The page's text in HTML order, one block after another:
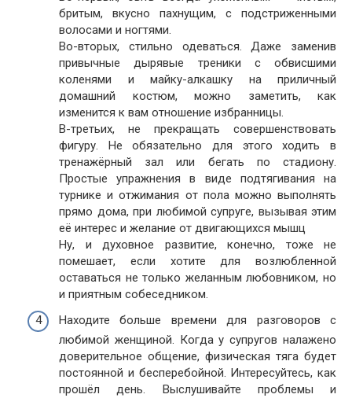
бритым, вкусно пахнущим, с подстриженными
волосами и ногтями.
Во-вторых, стильно одеваться. Даже заменив
привычные дырявые треники с обвисшими
коленями и майку-алкашку на приличный
домашний костюм, можно заметить, как
изменится к вам отношение избранницы.
В-третьих, не прекращать совершенствовать
фигуру. Не обязательно для этого ходить в
тренажёрный зал или бегать по стадиону.
Простые упражнения в виде подтягивания на
турнике и отжимания от пола можно выполнять
прямо дома, при любимой супруге, вызывая этим
её интерес и желание от двигающихся мышц
Ну, и духовное развитие, конечно, тоже не
помешает, если хотите для возлюбленной
оставаться не только желанным любовником, но
и приятным собеседником.
Находите больше времени для разговоров с
любимой женщиной. Когда у супругов налажено
доверительное общение, физическая тяга будет
постоянной и бесперебойной. Интересуйтесь, как
прошёл день. Выслушивайте проблемы и